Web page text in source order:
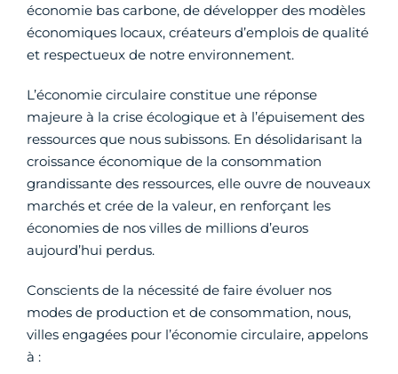
économie bas carbone, de développer des modèles
économiques locaux, créateurs d’emplois de qualité
et respectueux de notre environnement.
L’économie circulaire constitue une réponse
majeure à la crise écologique et à l’épuisement des
ressources que nous subissons. En désolidarisant la
croissance économique de la consommation
grandissante des ressources, elle ouvre de nouveaux
marchés et crée de la valeur, en renforçant les
économies de nos villes de millions d’euros
aujourd’hui perdus.
Conscients de la nécessité de faire évoluer nos
modes de production et de consommation, nous,
villes engagées pour l’économie circulaire, appelons
à :